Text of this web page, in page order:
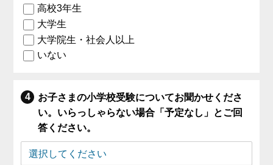
高校3年生
大学生
大学院生・社会人以上
いない
お子さまの小学校受験についてお聞かせくださ
い。いらっしゃらない場合「予定なし」とご回
答ください。